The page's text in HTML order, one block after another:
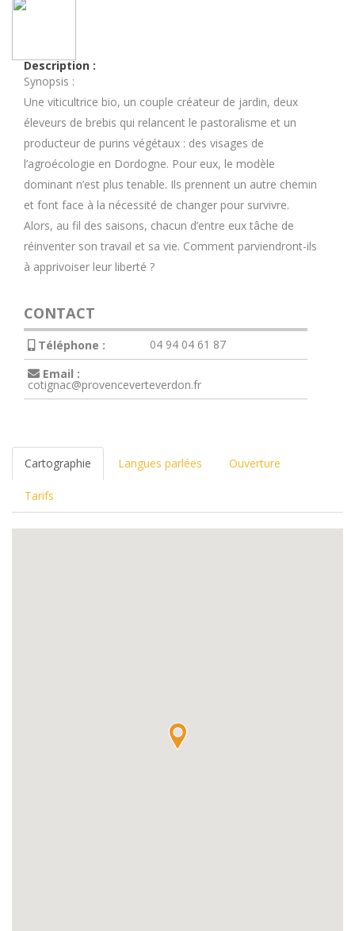
Description :
Synopsis :
Une viticultrice bio, un couple créateur de jardin, deux
éleveurs de brebis qui relancent le pastoralisme et un
producteur de purins végétaux : des visages de
l’agroécologie en Dordogne. Pour eux, le modèle
dominant n’est plus tenable. Ils prennent un autre chemin
et font face à la nécessité de changer pour survivre.
Alors, au fil des saisons, chacun d’entre eux tâche de
réinventer son travail et sa vie. Comment parviendront-ils
à apprivoiser leur liberté ?
CONTACT
Téléphone :
04 94 04 61 87
Email :
cotignac@provenceverteverdon.fr
Cartographie Langues parlées Ouverture
Tarifs